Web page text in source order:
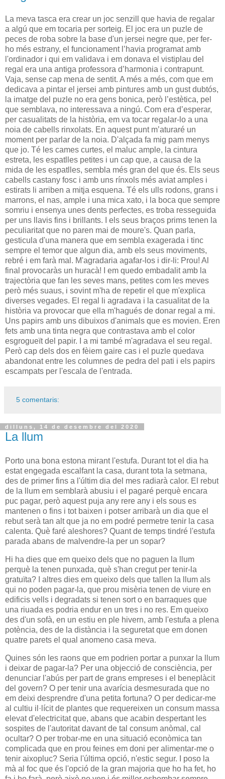
La meva tasca era crear un joc senzill que havia de regalar
a algú que em tocaria per sorteig. El joc era un puzle de
peces de roba sobre la base d'un jersei negre que, per fer-
ho més estrany, el funcionament l’havia programat amb
l'ordinador i qui em validava i em donava el vistiplau del
regal era una antiga professora d’harmonia i contrapunt.
Vaja, sense cap mena de sentit. A més a més, com que em
dedicava a pintar el jersei amb pintures amb un gust dubtós,
la imatge del puzle no era gens bonica, però l’estètica, pel
que semblava, no interessava a ningú. Com era d’esperar,
per casualitats de la història, em va tocar regalar-lo a una
noia de cabells rinxolats. En aquest punt m’aturaré un
moment per parlar de la noia. D'alçada fa mig pam menys
que jo. Té les cames curtes, el maluc ample, la cintura
estreta, les espatlles petites i un cap que, a causa de la
mida de les espatlles, sembla més gran del que és. Els seus
cabells castany fosc i amb uns rínxols més aviat amples i
estirats li arriben a mitja esquena. Té els ulls rodons, grans i
marrons, el nas, ample i una mica xato, i la boca que sempre
somriu i ensenya unes dents perfectes, es troba resseguida
per uns llavis fins i brillants. I els seus braços prims tenen la
peculiaritat que no paren mai de moure's. Quan parla,
gesticula d'una manera que em sembla exagerada i tinc
sempre el temor que algun dia, amb els seus moviments,
rebré i em farà mal. M'agradaria agafar-los i dir-li: Prou! Al
final provocaràs un huracà! I em quedo embadalit amb la
trajectòria que fan les seves mans, petites com les meves
però més suaus, i sovint m'ha de repetir el que m'explica
diverses vegades. El regal li agradava i la casualitat de la
història va provocar que ella m'hagués de donar regal a mi.
Uns papirs amb uns dibuixos d'animals que es movien. Eren
fets amb una tinta negra que contrastava amb el color
esgrogueït del papir. I a mi també m'agradava el seu regal.
Però cap dels dos en fèiem gaire cas i el puzle quedava
abandonat entre les columnes de pedra del pati i els papirs
escampats per l'escala de l'entrada.
5 comentaris:
dilluns, 14 de desembre del 2020
La llum
Porto una bona estona mirant l'estufa. Durant tot el dia ha
estat engegada escalfant la casa, durant tota la setmana,
des de primer fins a l'últim dia del mes radiarà calor. El rebut
de la llum em semblarà abusiu i el pagaré perquè encara
puc pagar, però aquest puja any rere any i els sous es
mantenen o fins i tot baixen i potser arribarà un dia que el
rebut serà tan alt que ja no em podré permetre tenir la casa
calenta. Què faré aleshores? Quant de temps tindré l'estufa
parada abans de malvendre-la per un sopar?
Hi ha dies que em queixo dels que no paguen la llum
perquè la tenen punxada, què s'han cregut per tenir-la
gratuïta? I altres dies em queixo dels que tallen la llum als
qui no poden pagar-la, que prou misèria tenen de viure en
edificis vells i degradats si tenen sort o en barraques que
una riuada es podria endur en un tres i no res. Em queixo
des d'un sofà, en un estiu en ple hivern, amb l'estufa a plena
potència, des de la distància i la seguretat que em donen
quatre parets el qual anomeno casa meva.
Quines són les raons que em podrien portar a punxar la llum
i deixar de pagar-la? Per una objecció de consciència, per
denunciar l'abús per part de grans empreses i el beneplàcit
del govern? O per tenir una avarícia desmesurada que no
em deixi desprendre d'una petita fortuna? O per dedicar-me
al cultiu il·lícit de plantes que requereixen un consum massa
elevat d'electricitat que, abans que acabin despertant les
sospites de l'autoritat davant de tal consum anòmal, cal
ocultar? O per trobar-me en una situació econòmica tan
complicada que en prou feines em doni per alimentar-me o
tenir aixopluc? Seria l'última opció, n'estic segur. I poso la
mà al foc que és l'opció de la gran majoria que ho ha fet, ho